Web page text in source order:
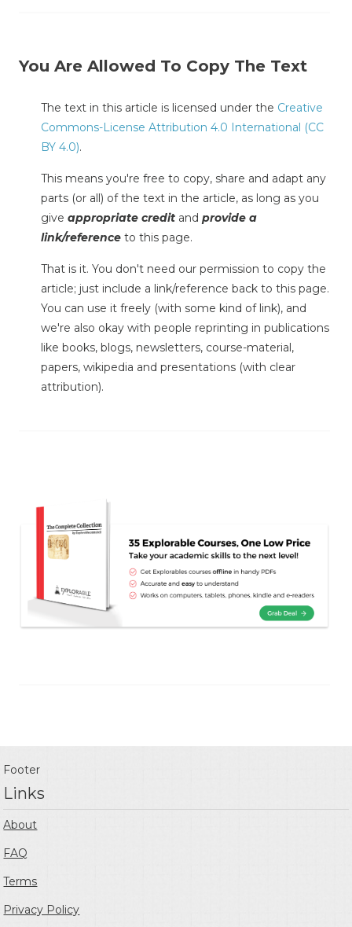
You Are Allowed To Copy The Text
The text in this article is licensed under the Creative
Commons-License Attribution 4.0 International (CC
BY 4.0).
This means you're free to copy, share and adapt any
parts (or all) of the text in the article, as long as you
give appropriate credit and provide a
link/reference to this page.
That is it. You don't need our permission to copy the
article; just include a link/reference back to this page.
You can use it freely (with some kind of link), and
we're also okay with people reprinting in publications
like books, blogs, newsletters, course-material,
papers, wikipedia and presentations (with clear
attribution).
Footer
Links
About
FAQ
Terms
Privacy Policy